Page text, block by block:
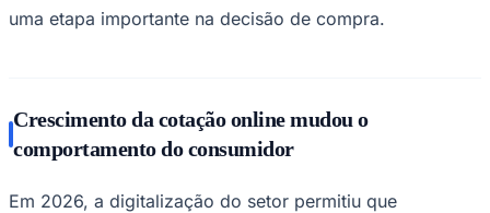
uma etapa importante na decisão de compra.
Crescimento da cotação online mudou o
comportamento do consumidor
Em 2026, a digitalização do setor permitiu que